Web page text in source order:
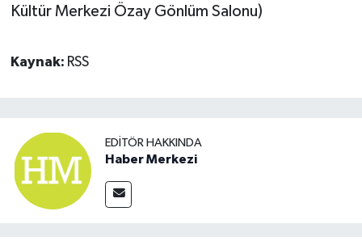
Kültür Merkezi Özay Gönlüm Salonu)
Kaynak: RSS
EDITÖR HAKKINDA
Haber Merkezi